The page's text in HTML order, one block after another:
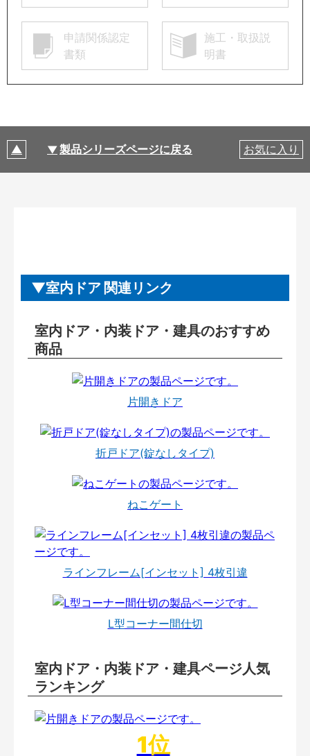
申請関係認定
書類
施工・取扱説
明書
製品シリーズページに戻る お気に入り
室内ドア 関連リンク
室内ドア・内装ドア・建具のおすすめ
商品
片開きドア
折戸ドア(錠なしタイプ)
ねこゲート
ラインフレーム[インセット] 4枚引違
L型コーナー間仕切
室内ドア・内装ドア・建具ページ人気
ランキング